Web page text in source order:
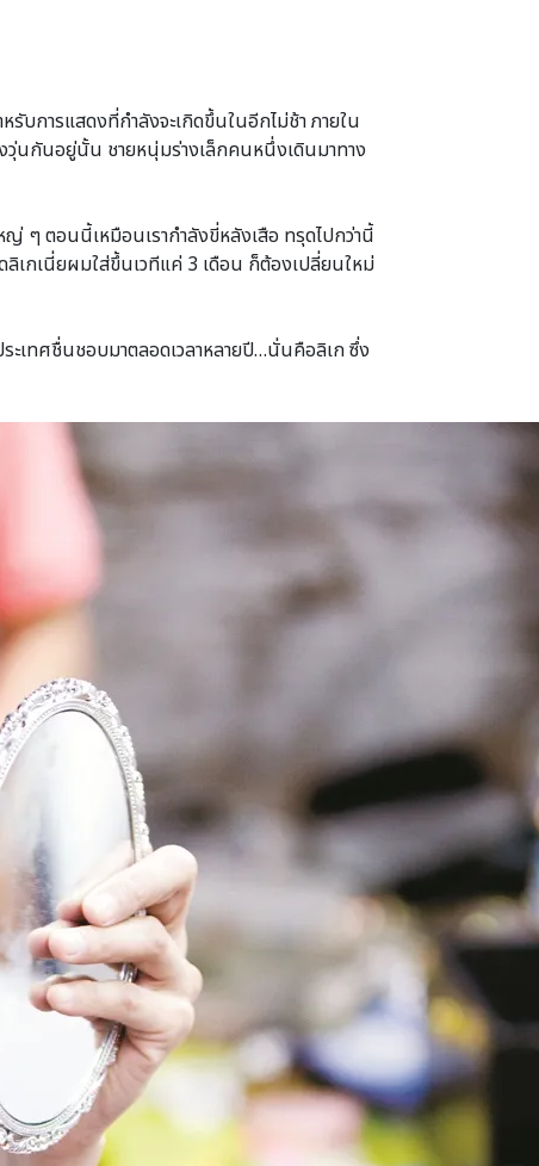
การแสดงที่กําลังจะเกิดขึ้นในอีกไม่ช้า ภายใน
วุ่นกันอยู่นั้น ชายหนุ่มร่างเล็กคนหนึ่งเดินมาทาง
ๆ ตอนนี้เหมือนเรากําลังขี่หลังเสือ ทรุดไปกว่านี้
ลิเกเนี่ยผมใส่ขึ้นเวทีแค่ 3 เดือน ก็ต้องเปลี่ยนใหม่
เทศชื่นชอบมาตลอดเวลาหลายปี…นั่นคือลิเก ซึ่ง